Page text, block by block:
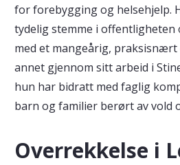
for forebygging og helsehjelp.
tydelig stemme i
med et mangeårig,
annet gjennom sitt arbeid i
hun har bidratt med faglig
barn og familier berørt av vold
Overrekkelse i